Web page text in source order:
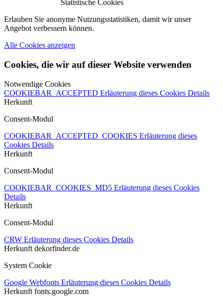
Statistische Cookies
Erlauben Sie anonyme Nutzungsstatistiken, damit wir unser
Angebot verbessern können.
Alle Cookies anzeigen
Cookies, die wir auf dieser Website verwenden
Notwendige Cookies
COOKIEBAR_ACCEPTED Erläuterung dieses Cookies Details
Herkunft
Consent-Modul
COOKIEBAR_ACCEPTED_COOKIES Erläuterung dieses
Cookies Details
Herkunft
Consent-Modul
COOKIEBAR_COOKIES_MD5 Erläuterung dieses Cookies
Details
Herkunft
Consent-Modul
CRW Erläuterung dieses Cookies Details
Herkunft dekorfinder.de
System Cookie
Google Webfonts Erläuterung dieses Cookies Details
Herkunft fonts.google.com